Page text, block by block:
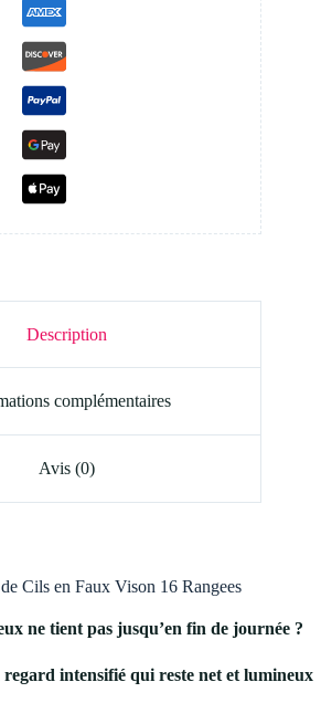
Description
complémentaires
Avis (0)
Cils en Faux Vison 16 Rangees
ne tient pas jusqu’en fin de journée ?
regard intensifié qui reste net et lumineux